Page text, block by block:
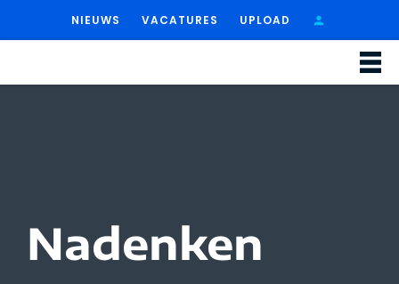
NIEUWS VACATURES UPLOAD
Nadenken